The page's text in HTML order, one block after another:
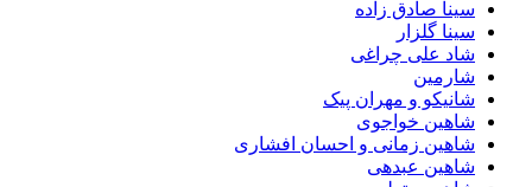
سینا صادق زاده
سینا گلزار
شاد علی چراغی
شارمین
شانیکو و مهران پیک
شاهین خواجوی
شاهین زمانی و احسان افشاری
شاهین عبدهی